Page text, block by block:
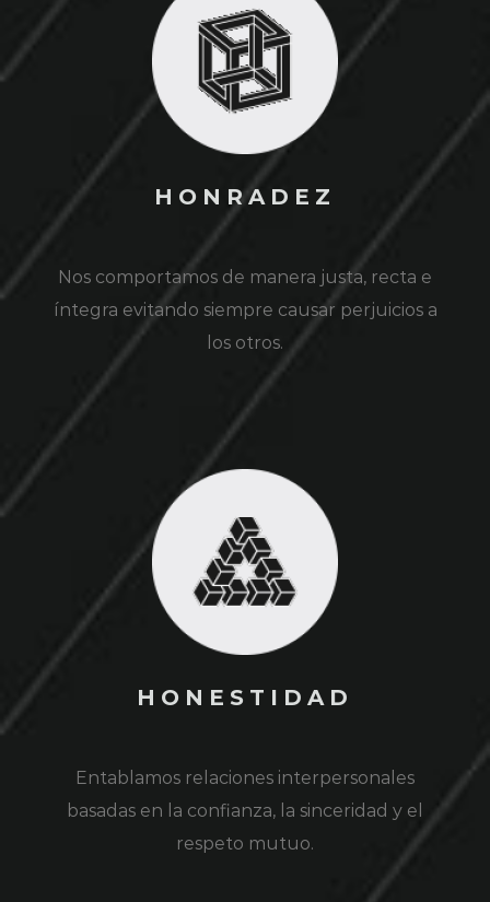
HONRADEZ
Nos comportamos de manera justa, recta e
íntegra evitando siempre causar perjuicios a
los otros.
HONESTIDAD
Entablamos relaciones interpersonales
basadas en la confianza, la sinceridad y el
respeto mutuo.